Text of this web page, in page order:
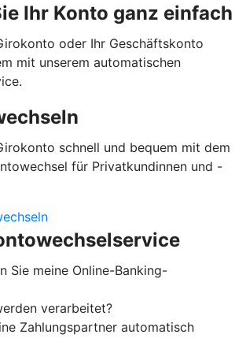
Ihr Konto ganz einfach
oder Ihr Geschäftskonto
mit unserem automatischen
schnell und bequem mit dem
für Privatkundinnen und -
Sie meine Online-Banking-
verarbeitet?
Zahlungspartner automatisch